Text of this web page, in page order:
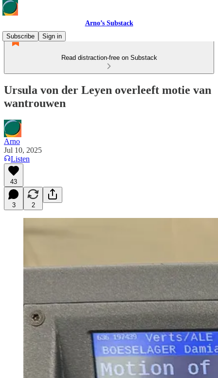
Arno’s Substack
Subscribe
Sign in
Read distraction-free on Substack
Ursula von der Leyen overleeft motie van
wantrouwen
Arno
Jul 10, 2025
Listen
43
3 2